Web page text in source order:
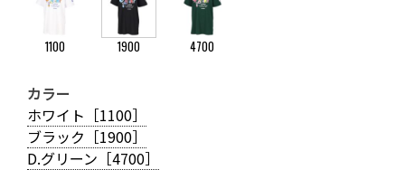
1100 1900 4700
カラー
ホワイト［1100］
ブラック［1900］
D.グリーン［4700］